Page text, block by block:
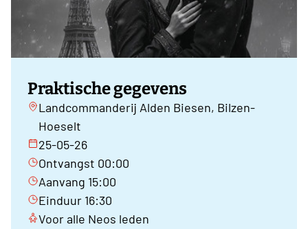
Praktische gegevens
Landcommanderij Alden Biesen, Bilzen-
Hoeselt
25-05-26
Ontvangst 00:00
Aanvang 15:00
Einduur 16:30
Voor alle Neos leden